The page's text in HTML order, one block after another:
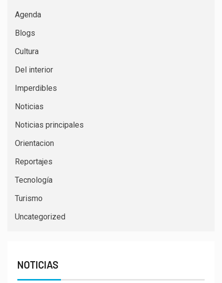
Agenda
Blogs
Cultura
Del interior
Imperdibles
Noticias
Noticias principales
Orientacion
Reportajes
Tecnología
Turismo
Uncategorized
NOTICIAS